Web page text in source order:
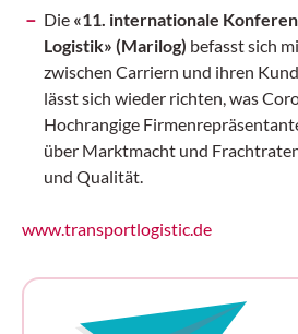
Die «11. internationale
Logistik» (Marilog) befasst sich
zwischen Carriern und ihren
lässt sich wieder richten, was
Hochrangige
über Marktmacht und
und Qualität.
www.transportlogistic.de